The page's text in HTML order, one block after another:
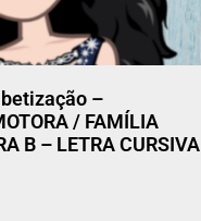
–
/ FAMÍLIA
B – LETRA CURSIVA